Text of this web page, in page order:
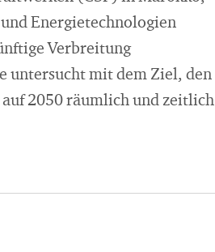
Energietechnologien
Verbreitung
untersucht mit dem Ziel, den
2050 räumlich und zeitlich